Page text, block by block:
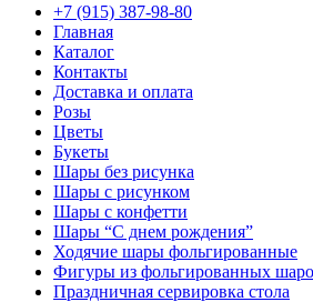
+7 (915) 387-98-80
Главная
Каталог
Контакты
Доставка и оплата
Розы
Цветы
Букеты
Шары без рисунка
Шары с рисунком
Шары с конфетти
Шары “С днем рождения”
Ходячие шары фольгированные
Фигуры из фольгированных
Праздничная сервировка стола